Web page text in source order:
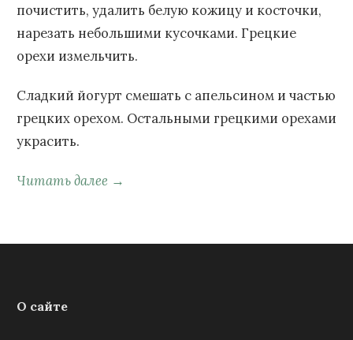
почистить, удалить белую кожицу и косточки,
нарезать небольшими кусочками. Грецкие
орехи измельчить.
Сладкий йогурт смешать с апельсином и частью
грецких орехом. Остальными грецкими орехами
украсить.
Читать далее →
О сайте